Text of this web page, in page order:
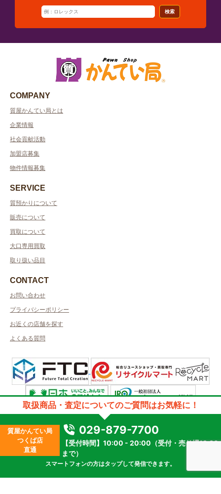
検索
COMPANY
質屋かんてい局とは
企業情報
社会貢献活動
加盟店募集
物件情報募集
SERVICE
質預かりについて
販売について
買取について
大口専用買取
取り扱い品目
CONTACT
お問い合わせ
プライバシーポリシー
お近くの店舗を探す
よくある質問
許可管轄：茨城県公安委員会許可
古物商許可番号：第401180001684号／取得者名：有限会社べルージュ
質屋許可番号：第401180000001号
2023 © kanteikyoku.jp allrights reseved.
取扱商品・査定についてのご質問はお気軽に！
質屋かんてい局
つくば店
直通
029-879-7700
【受付時間】10:00 - 20:00（受付・売り場19:30
まで）
スマートフォンの方はタップして発信できます。